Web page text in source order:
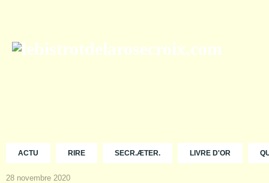
ACTU RIRE SECR.ÆTER. LIVRE D'OR
28 novembre 2020